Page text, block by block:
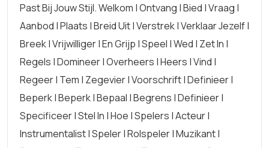
Past Bij Jouw Stijl. Welkom | Ontvang | Bied | Vraag |
Aanbod | Plaats | Breid Uit | Verstrek | Verklaar Jezelf |
Breek | Vrijwilliger | En Grijp | Speel | Wed | Zet In |
Regels | Domineer | Overheers | Heers | Vind |
Regeer | Tem | Zegevier | Voorschrift | Definieer |
Beperk | Beperk | Bepaal | Begrens | Definieer |
Specificeer | Stel In | Hoe | Spelers | Acteur |
Instrumentalist | Speler | Rolspeler | Muzikant |